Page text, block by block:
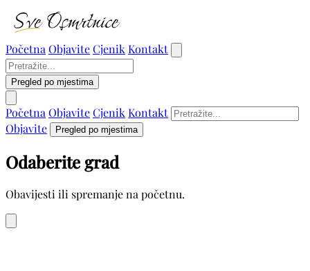
Početna ObjaviteCjenik Kontakt
Pregled po mjestima
Početna ObjaviteCjenik Kontakt
Objavite
Pregled po mjestima
Odaberite grad
Obavijesti ili spremanje na početnu.